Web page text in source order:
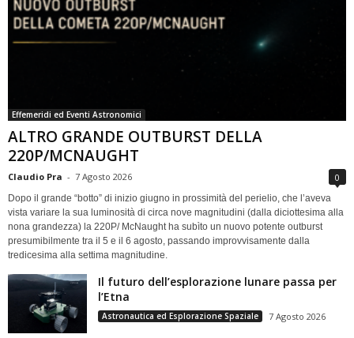
Effemeridi ed Eventi Astronomici
ALTRO GRANDE OUTBURST DELLA
220P/MCNAUGHT
Claudio Pra - 7 Agosto 2026 0
Dopo il grande “botto” di inizio giugno in prossimità del perielio, che l’aveva
vista variare la sua luminosità di circa nove magnitudini (dalla diciottesima alla
nona grandezza) la 220P/ McNaught ha subìto un nuovo potente outburst
presumibilmente tra il 5 e il 6 agosto, passando improvvisamente dalla
tredicesima alla settima magnitudine.
Il futuro dell’esplorazione lunare passa per
l’Etna
Astronautica ed Esplorazione Spaziale 7 Agosto 2026